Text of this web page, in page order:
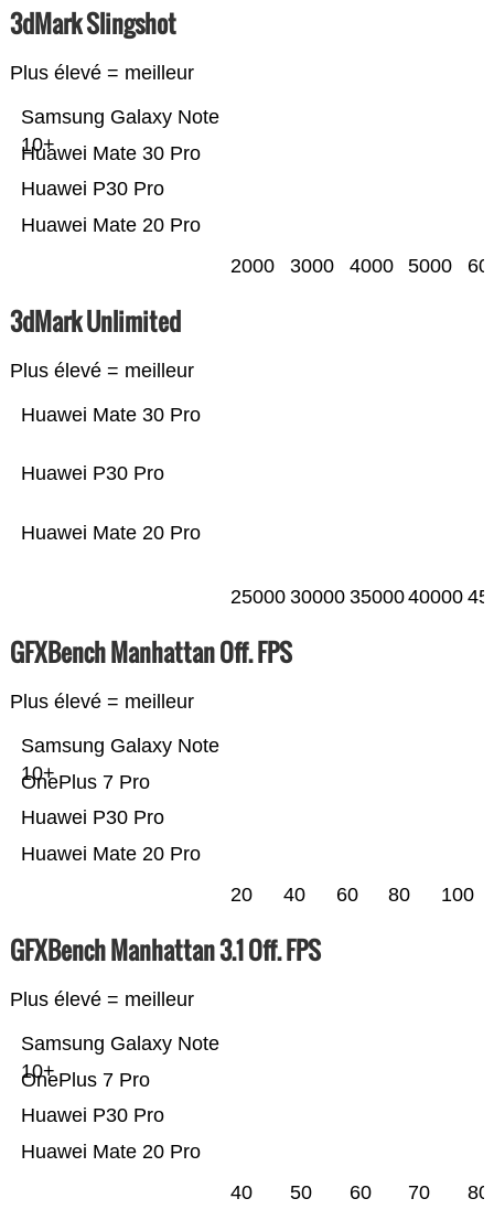
3dMark Slingshot
Plus élevé = meilleur
Huawei Mate 20 Pro
Huawei P30 Pro
Huawei Mate 30 Pro
Samsung Galaxy Note
10+
2000 3000 4000 5000
3dMark Unlimited
Plus élevé = meilleur
Huawei Mate 20 Pro
Huawei P30 Pro
Huawei Mate 30 Pro
25000 30000 3500040000
GFXBench Manhattan Off. FPS
Plus élevé = meilleur
Huawei Mate 20 Pro
Huawei P30 Pro
OnePlus 7 Pro
Samsung Galaxy Note
10+
20 40 60 80 100
GFXBench Manhattan 3.1 Off. FPS
Plus élevé = meilleur
Huawei Mate 20 Pro
Huawei P30 Pro
OnePlus 7 Pro
Samsung Galaxy Note
10+
40 50 60 70 80